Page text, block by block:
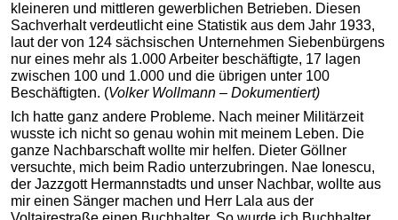
kleineren und mittleren gewerblichen Betrieben. Diesen
Sachverhalt verdeutlicht eine Statistik aus dem Jahr 1933,
laut der von 124 sächsischen Unternehmen Siebenbürgens
nur eines mehr als 1.000 Arbeiter beschäftigte, 17 lagen
zwischen 100 und 1.000 und die übrigen unter 100
Beschäftigten. (Volker Wollmann – Dokumentiert)
Ich hatte ganz andere Probleme. Nach meiner Militärzeit
wusste ich nicht so genau wohin mit meinem Leben. Die
ganze Nachbarschaft wollte mir helfen. Dieter Göllner
versuchte, mich beim Radio unterzubringen. Nae Ionescu,
der Jazzgott Hermannstadts und unser Nachbar, wollte aus
mir einen Sänger machen und Herr Lala aus der